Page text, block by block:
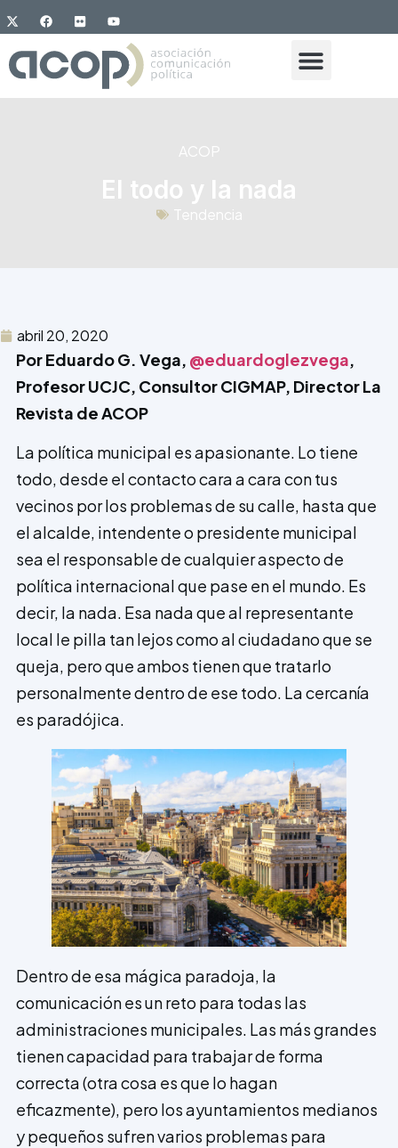
ACOP
El todo y la nada
Tendencia
abril 20, 2020
Por Eduardo G. Vega, @eduardoglezvega,
Profesor UCJC, Consultor CIGMAP, Director La
Revista de ACOP
La política municipal es apasionante. Lo tiene
todo, desde el contacto cara a cara con tus
vecinos por los problemas de su calle, hasta que
el alcalde, intendente o presidente municipal
sea el responsable de cualquier aspecto de
política internacional que pase en el mundo. Es
decir, la nada. Esa nada que al representante
local le pilla tan lejos como al ciudadano que se
queja, pero que ambos tienen que tratarlo
personalmente dentro de ese todo. La cercanía
es paradójica.
Dentro de esa mágica paradoja, la
comunicación es un reto para todas las
administraciones municipales. Las más grandes
tienen capacidad para trabajar de forma
correcta (otra cosa es que lo hagan
eficazmente), pero los ayuntamientos medianos
y pequeños sufren varios problemas para